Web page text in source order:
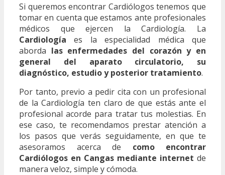
Si queremos encontrar Cardiólogos tenemos que
tomar en cuenta que estamos ante profesionales
médicos que ejercen la Cardiología. La
Cardiología es la especialidad médica que
aborda las enfermedades del corazón y en
general del aparato circulatorio, su
diagnóstico, estudio y posterior tratamiento.
Por tanto, previo a pedir cita con un profesional
de la Cardiología ten claro de que estás ante el
profesional acorde para tratar tus molestias. En
ese caso, te recomendamos prestar atención a
los pasos que verás seguidamente, en que te
asesoramos acerca de como encontrar
Cardiólogos en Cangas mediante internet de
manera veloz, simple y cómoda.